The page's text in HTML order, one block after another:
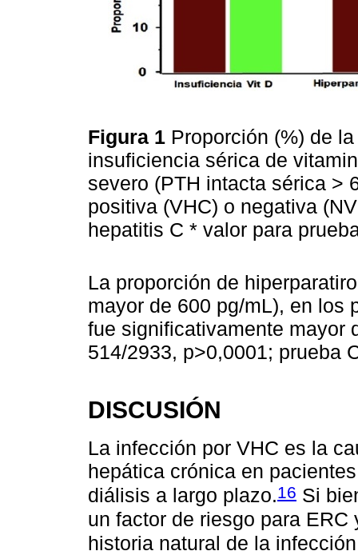
Figura 1 Proporción (%) de
insuficiencia sérica de
severo (PTH intacta sérica >
positiva (VHC) o negativa
hepatitis C * valor para
La proporción de
mayor de 600 pg/mL), en los
fue significativamente mayor
514/2933, p>0,0001; prueba
DISCUSIÓN
La infección por VHC es la
hepática crónica en
diálisis a largo plazo.16 Si
un factor de riesgo para
historia natural de la